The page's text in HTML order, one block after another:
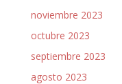
noviembre 2023
octubre 2023
septiembre 2023
agosto 2023